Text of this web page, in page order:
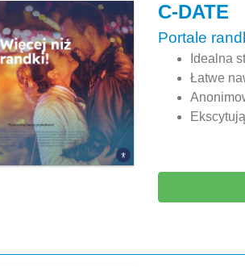
C-DATE
Portale
Idealna
Łatwe